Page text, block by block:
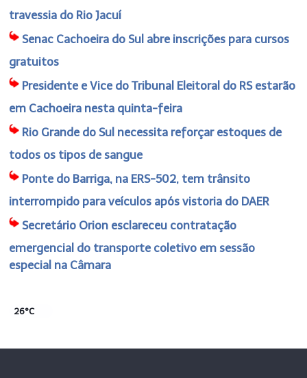
travessia do Rio Jacuí
Senac Cachoeira do Sul abre inscrições para cursos
gratuitos
Presidente e Vice do Tribunal Eleitoral do RS estarão
em Cachoeira nesta quinta-feira
Rio Grande do Sul necessita reforçar estoques de
todos os tipos de sangue
Ponte do Barriga, na ERS-502, tem trânsito
interrompido para veículos após vistoria do DAER
Secretário Orion esclareceu contratação
emergencial do transporte coletivo em sessão
especial na Câmara
26°C